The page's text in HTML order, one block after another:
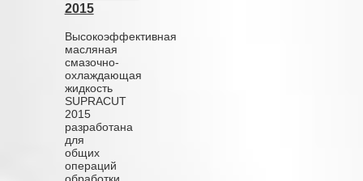
2015
Высокоэффективная
масляная
смазочно-
охлаждающая
жидкость
SUPRACUT
2015
разработана
для
общих
операций